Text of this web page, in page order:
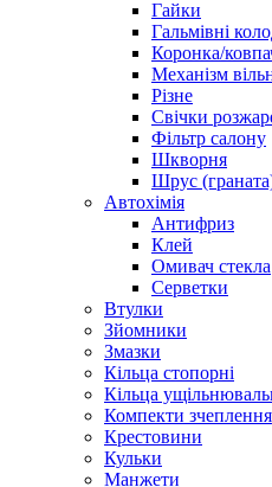
Гайки
Гальмівні
Коронка/
Механізм
Різне
Свічки
Фільтр салону
Шкворня
Шрус
Автохімія
Антифриз
Клей
Омивач стекла
Серветки
Втулки
Зйомники
Змазки
Кільца стопорні
Кільца
Компекти зчеплення
Крестовини
Кульки
Манжети